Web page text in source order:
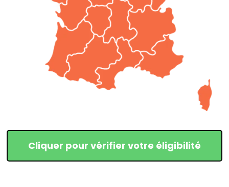
Cliquer pour vérifier votre éligibilité